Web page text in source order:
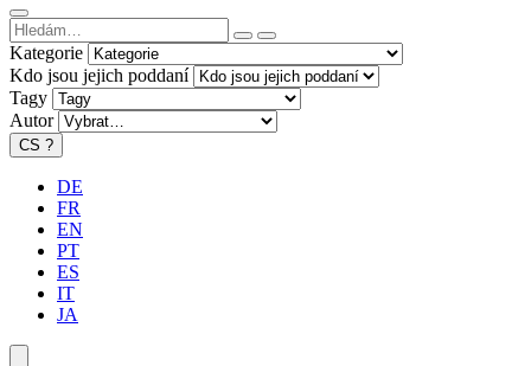
Kategorie
Kdo jsou jejich poddaní
Tagy
Autor
CS ?
DE
FR
EN
PT
ES
IT
JA